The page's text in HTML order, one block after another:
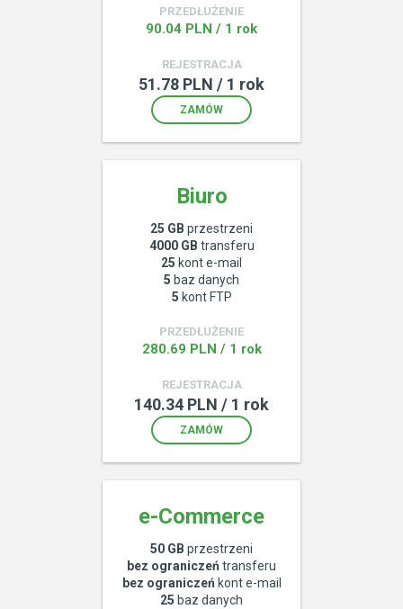
PRZEDŁUŻENIE
90.04 PLN / 1 rok
REJESTRACJA
51.78 PLN / 1 rok
ZAMÓW
Biuro
25 GB przestrzeni
4000 GB transferu
25 kont e-mail
5 baz danych
5 kont FTP
PRZEDŁUŻENIE
280.69 PLN / 1 rok
REJESTRACJA
140.34 PLN / 1 rok
ZAMÓW
e-Commerce
50 GB przestrzeni
bez ograniczeń transferu
bez ograniczeń kont e-mail
25 baz danych